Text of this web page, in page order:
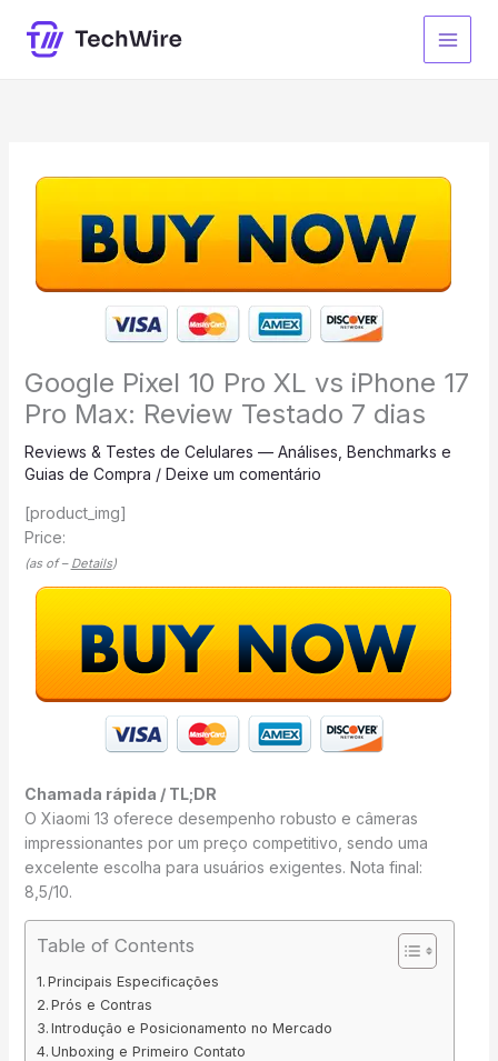
para
Google Pixel 10 Pro XL vs iPhone 17
Pro Max: Review Testado 7 dias
Reviews & Testes de Celulares — Análises, Benchmarks e
Guias de Compra / Deixe um comentário
[product_img]
Price:
(as of – Details)
Chamada rápida / TL;DR
O Xiaomi 13 oferece desempenho robusto e câmeras
impressionantes por um preço competitivo, sendo uma
excelente escolha para usuários exigentes. Nota final:
8,5/10.
Table of Contents
Principais Especificações
Prós e Contras
Introdução e Posicionamento no Mercado
Unboxing e Primeiro Contato